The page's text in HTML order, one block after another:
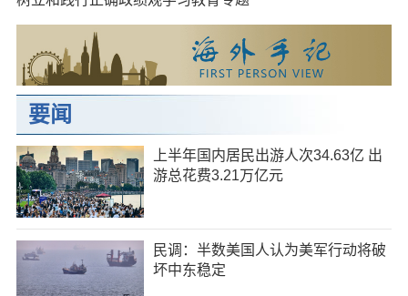
要闻
上半年国内居民出游人次34.63亿 出
游总花费3.21万亿元
民调：半数美国人认为美军行动将破
坏中东稳定